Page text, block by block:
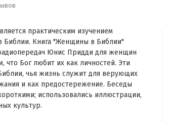
практическим изучением
Библии. Книга "Женщины в Библии"
Юнис Придди для женщин
что Бог любит их как личностей. Эти
чья жизнь служит для верующих
и как предостережение. Беседы
использовались иллюстрации,
культур.